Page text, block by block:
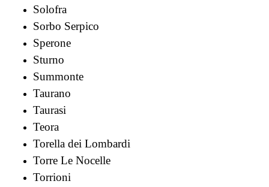
Solofra
Sorbo Serpico
Sperone
Sturno
Summonte
Taurano
Taurasi
Teora
Torella dei Lombardi
Torre Le Nocelle
Torrioni